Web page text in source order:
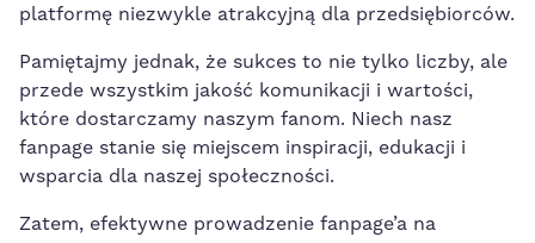
platformę niezwykle atrakcyjną dla przedsiębiorców.
Pamiętajmy jednak, że sukces to nie tylko liczby, ale
przede wszystkim jakość komunikacji i wartości,
które dostarczamy naszym fanom. Niech nasz
fanpage stanie się miejscem inspiracji, edukacji i
wsparcia dla naszej społeczności.
Zatem, efektywne prowadzenie fanpage’a‌ na